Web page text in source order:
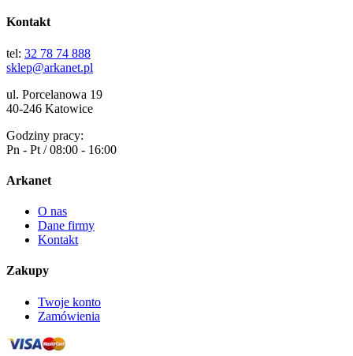
Kontakt
tel: 32 78 74 888
sklep@arkanet.pl
ul. Porcelanowa 19
40-246 Katowice
Godziny pracy:
Pn - Pt / 08:00 - 16:00
Arkanet
O nas
Dane firmy
Kontakt
Zakupy
Twoje konto
Zamówienia